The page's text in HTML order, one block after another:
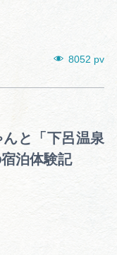
8052 pv
と「下呂温泉
泊体験記